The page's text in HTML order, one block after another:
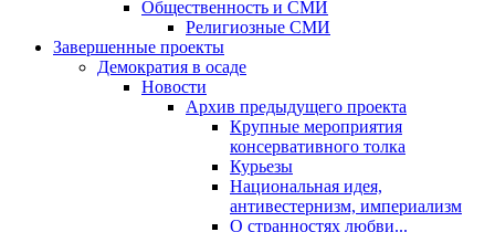
Общественность и СМИ
Религиозные СМИ
Завершенные проекты
Демократия в осаде
Новости
Архив предыдущего проекта
Крупные мероприятия
консервативного толка
Курьезы
Национальная идея,
антивестернизм, империализм
О странностях любви...